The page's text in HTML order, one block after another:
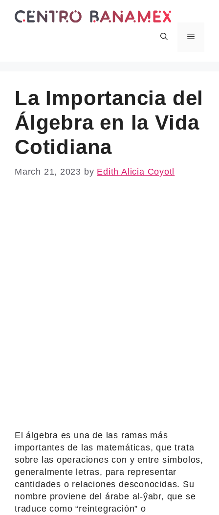
Menu
La Importancia del
Álgebra en la Vida
Cotidiana
March 21, 2023 by Edith Alicia Coyotl
El álgebra es una de las ramas más
importantes de las matemáticas, que trata
sobre las operaciones con y entre símbolos,
generalmente letras, para representar
cantidades o relaciones desconocidas. Su
nombre proviene del árabe al-ŷabr, que se
traduce como “reintegración” o